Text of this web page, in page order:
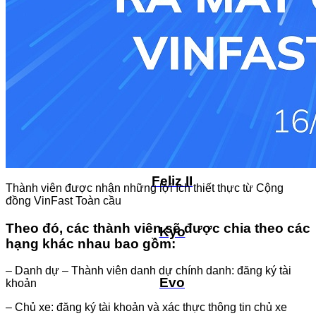
Feliz II
Kyo
Evo
Thành viên được nhận những lợi ích thiết thực từ Cộng
đồng VinFast Toàn cầu
Theo đó, các thành viên sẽ được chia theo các
hạng khác nhau bao gồm:
– Danh dự – Thành viên danh dự chính danh: đăng ký tài
khoản
– Chủ xe: đăng ký tài khoản và xác thực thông tin chủ xe